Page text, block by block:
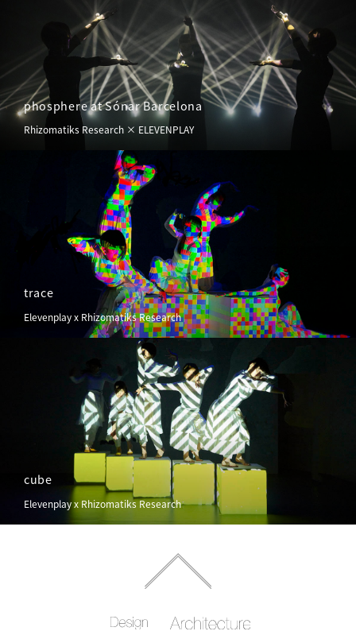
phosphere at Sónar Barcelona
Rhizomatiks Research × ELEVENPLAY
trace
Elevenplay x Rhizomatiks Research
cube
Elevenplay x Rhizomatiks Research
RhizomatiksRhizomatiks